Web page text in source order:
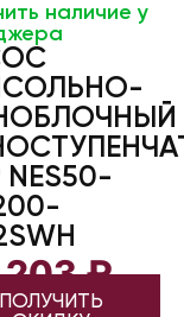
наличие у
NES50-
203₽
ПОЛУЧИТЬ